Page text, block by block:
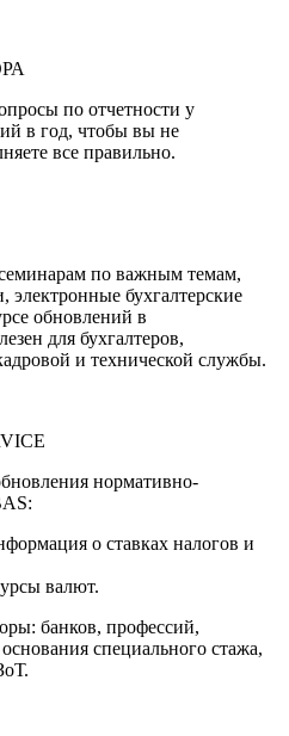
по отчетности у
в год, чтобы вы не
все правильно.
по важным темам,
электронные бухгалтерские
обновлений в
для бухгалтеров,
и технической службы.
нормативно-
о ставках налогов и
валют.
банков, профессий,
специального стажа,